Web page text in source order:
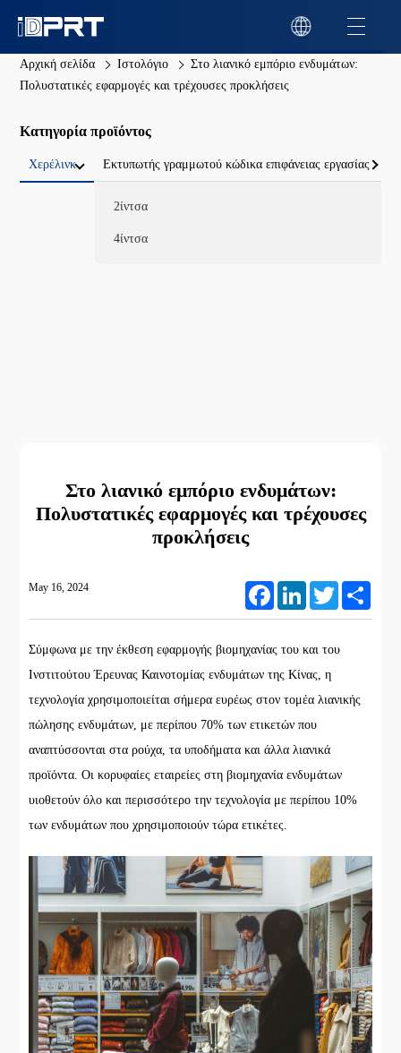
Αρχική σελίδα Ιστολόγιο
Στο λιανικό εμπόριο ενδυμάτων:
Πολυστατικές εφαρμογές και τρέχουσες προκλήσεις
Κατηγορία προϊόντος
Χερέλινκ Εκτυπωτής γραμμωτού κώδικα επιφάνειας εργασίας
2ίντσα
4ίντσα
Στο λιανικό εμπόριο ενδυμάτων:
Πολυστατικές εφαρμογές και τρέχουσες
προκλήσεις
May 16, 2024 FacebookLinkedIn Twitter
Σύμφωνα με την έκθεση εφαρμογής βιομηχανίας του και του
Ινστιτούτου Έρευνας Καινοτομίας ενδυμάτων της Κίνας, η
τεχνολογία χρησιμοποιείται σήμερα ευρέως στον τομέα λιανικής
πώλησης ενδυμάτων, με περίπου 70% των ετικετών που
αναπτύσσονται στα ρούχα, τα υποδήματα και άλλα λιανικά
προϊόντα. Οι κορυφαίες εταιρείες στη βιομηχανία ενδυμάτων
υιοθετούν όλο και περισσότερο την τεχνολογία με περίπου 10%
των ενδυμάτων που χρησιμοποιούν τώρα ετικέτες.